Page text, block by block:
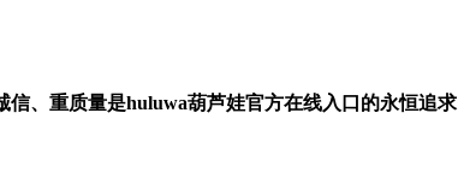
、重质量是huluwa葫芦娃官方在线入口的永恒追求